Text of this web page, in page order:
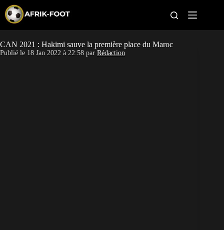
p
o
c
CAN féminine
CAN 2021 : Hakimi sauve la première place du Maroc
Publié le 18 Jan 2022 à 22:58 par Rédaction